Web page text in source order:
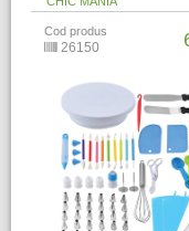
Cod produs
26150